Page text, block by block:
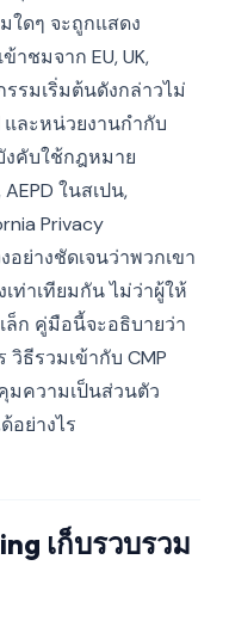
ดๆ จะถูกแสดง
ชมจาก EU, UK,
รมเริ่มต้นดังกล่าวไม่
ละหน่วยงานกำกับ
งคับใช้กฎหมาย
ในสเปน,
Privacy
ย่างชัดเจนว่าพวกเขา
ท่าเทียมกัน ไม่ว่าผู้ให้
ล็ก คู่มือนี้จะอธิบายว่า
วิธีรวมเข้ากับ CMP
ความเป็นส่วนตัว
อย่างไร
เก็บรวบรวม